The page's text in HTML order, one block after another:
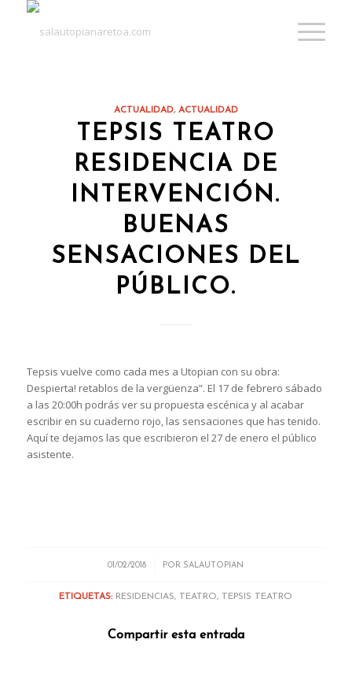
ACTUALIDAD, ACTUALIDAD
TEPSIS TEATRO
RESIDENCIA DE
INTERVENCIÓN.
BUENAS
SENSACIONES DEL
PÚBLICO.
Tepsis vuelve como cada mes a Utopian con su obra:
Despierta! retablos de la vergüenza”. El 17 de febrero sábado
a las 20:00h podrás ver su propuesta escénica y al acabar
escribir en su cuaderno rojo, las sensaciones que has tenido.
Aquí te dejamos las que escribieron el 27 de enero el público
asistente.
01/02/2018 POR SALAUTOPIAN
ETIQUETAS: RESIDENCIAS, TEATRO, TEPSIS TEATRO
Compartir esta entrada